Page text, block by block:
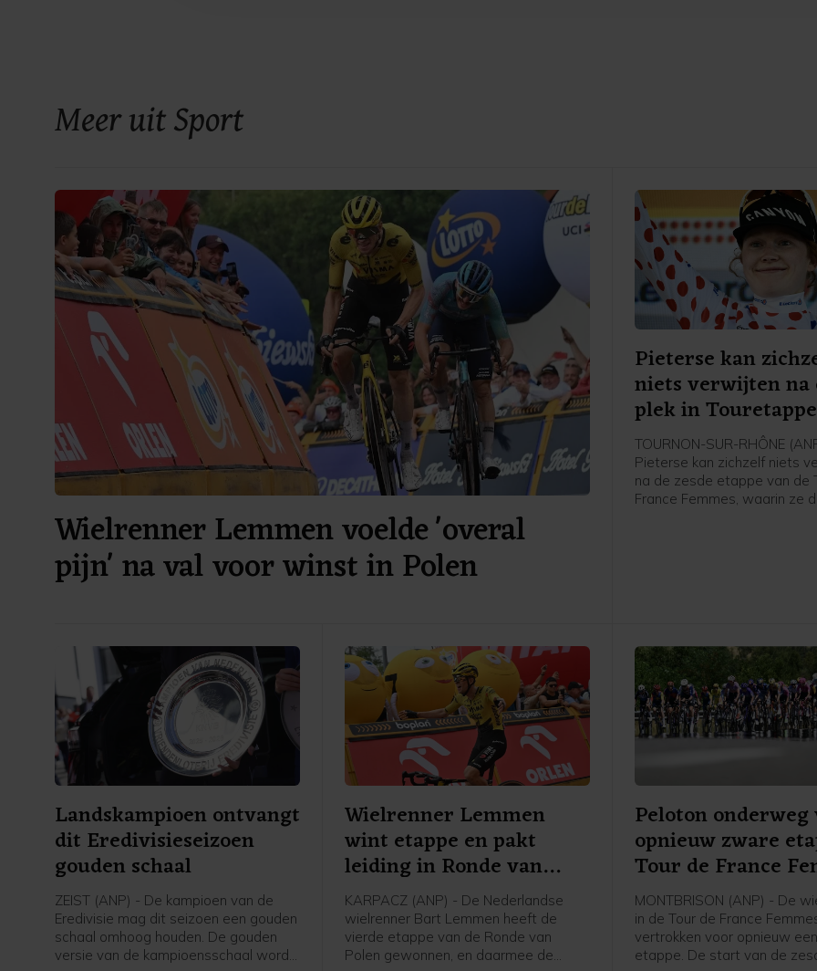
Meer uit Sport
Wielrenner Lemmen voelde 'overal
pijn' na val voor winst in Polen
Pieterse kan
niets verwijten na
plek in Touretappe
TOURNON-SUR-RHÔNE
Pieterse kan zichzelf niets
na de zesde etappe van de
France Femmes, waarin ze
Landskampioen ontvangt
dit Eredivisieseizoen
gouden schaal
ZEIST (ANP) - De kampioen van de
Eredivisie mag dit seizoen een gouden
schaal omhoog houden. De gouden
versie van de kampioensschaal wordt
Wielrenner Lemmen
wint etappe en pakt
leiding in Ronde van
Polen
KARPACZ (ANP) - De Nederlandse
wielrenner Bart Lemmen heeft de
vierde etappe van de Ronde van
Polen gewonnen, en daarmee de
Peloton onderweg
opnieuw zware
Tour de France
MONTBRISON (ANP) - De
in de Tour de France
vertrokken voor opnieuw
etappe. De start van de